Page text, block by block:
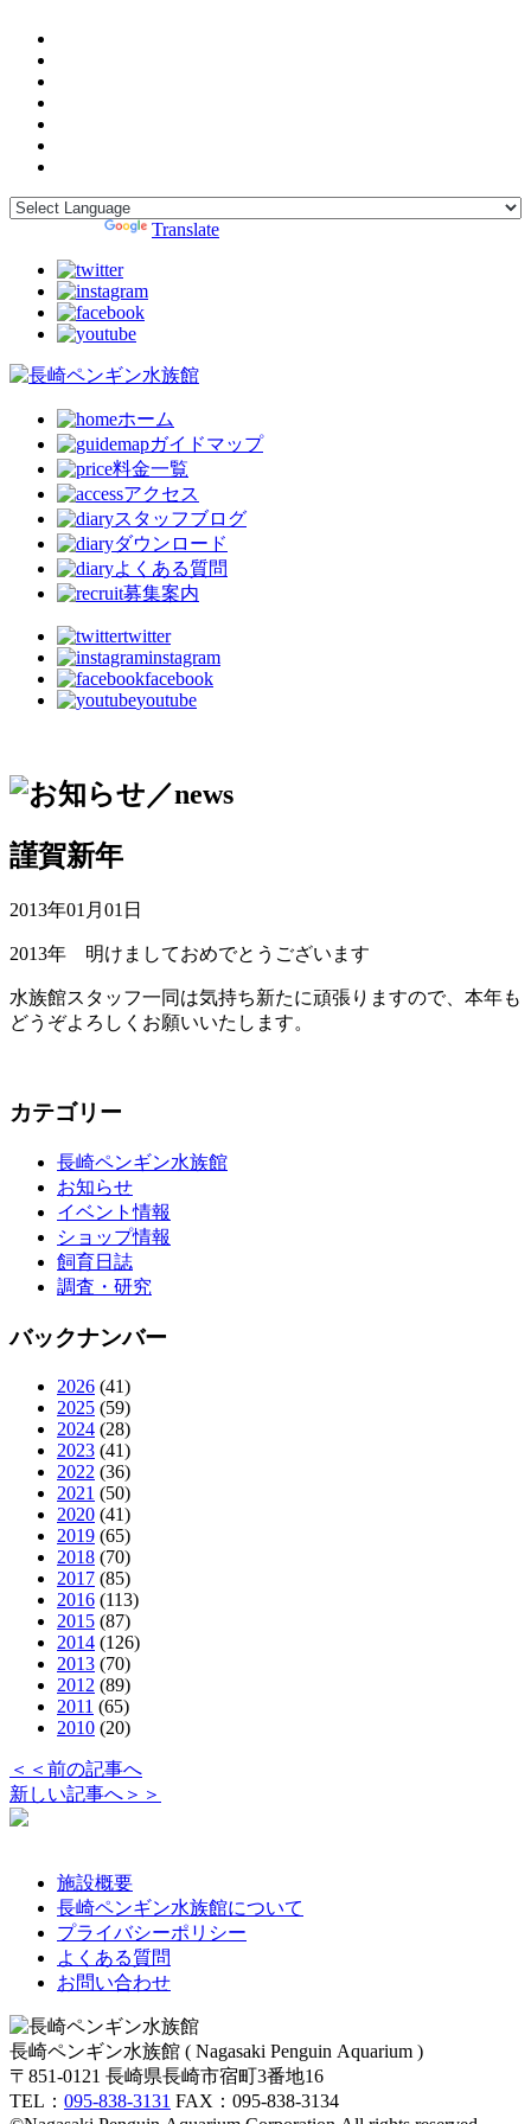
Translate
ホーム
ガイドマップ
料金一覧
アクセス
スタッフブログ
ダウンロード
よくある質問
募集案内
twitter
instagram
facebook
youtube
謹賀新年
2013年01月01日
2013年 明けましておめでとうございます
水族館スタッフ一同は気持ち新たに頑張りますので、本年も
どうぞよろしくお願いいたします。
カテゴリー
長崎ペンギン水族館
お知らせ
イベント情報
ショップ情報
飼育日誌
調査・研究
バックナンバー
2026 (41)
2025 (59)
2024 (28)
2023 (41)
2022 (36)
2021 (50)
2020 (41)
2019 (65)
2018 (70)
2017 (85)
2016 (113)
2015 (87)
2014 (126)
2013 (70)
2012 (89)
2011 (65)
2010 (20)
＜＜前の記事へ
新しい記事へ＞＞
施設概要
長崎ペンギン水族館について
プライバシーポリシー
よくある質問
お問い合わせ
長崎ペンギン水族館 ( Nagasaki Penguin Aquarium )
〒851-0121 長崎県長崎市宿町3番地16
TEL： 095-838-3131 FAX：095-838-3134